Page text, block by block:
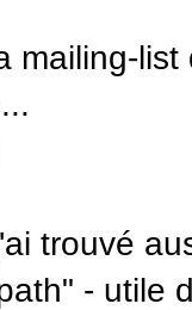
mailing-
trouvé
- utile